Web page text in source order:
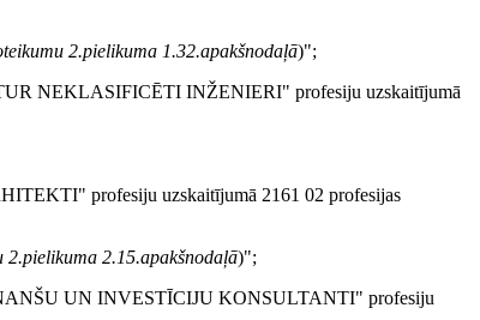
2.pielikuma 1.32.apakšnodaļā)";
NEKLASIFICĒTI INŽENIERI" profesiju uzskaitījumā
profesiju uzskaitījumā 2161 02 profesijas
2.pielikuma 2.15.apakšnodaļā)";
UN INVESTĪCIJU KONSULTANTI" profesiju